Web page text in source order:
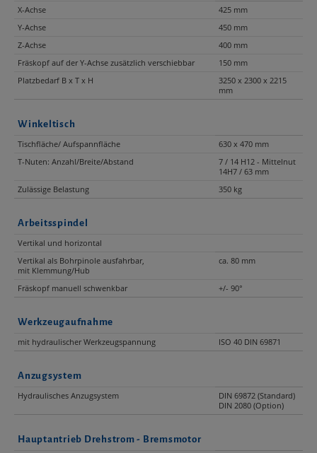
X-Achse
425 mm
Y-Achse
450 mm
Z-Achse
400 mm
Fräskopf auf der Y-Achse zusätzlich verschiebbar
150 mm
Platzbedarf B x T x H
3250 x 2300 x 2215
mm
Winkeltisch
Tischfläche/ Aufspannfläche
630 x 470 mm
T-Nuten: Anzahl/Breite/Abstand
7 / 14 H12 - Mittelnut
14H7 / 63 mm
Zulässige Belastung
350 kg
Arbeitsspindel
Vertikal und horizontal
Vertikal als Bohrpinole ausfahrbar,
mit Klemmung/Hub
ca. 80 mm
Fräskopf manuell schwenkbar +/- 90°
Werkzeugaufnahme
mit hydraulischer Werkzeugspannung
ISO 40 DIN 69871
Anzugsystem
Hydraulisches Anzugsystem
DIN 69872 (Standard)
DIN 2080 (Option)
Hauptantrieb Drehstrom - Bremsmotor